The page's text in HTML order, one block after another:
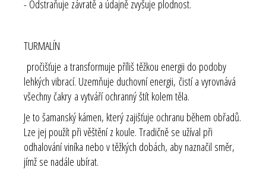
- Odstraňuje závratě a údajně zvyšuje plodnost.
TURMALÍN
pročišťuje a transformuje příliš těžkou energii do podoby
lehkých vibrací. Uzemňuje duchovní energii, čistí a vyrovnává
všechny čakry a vytváří ochranný štít kolem těla.
Je to šamanský kámen, který zajišťuje ochranu během obřadů.
Lze jej použít při věštění z koule. Tradičně se užíval při
odhalování viníka nebo v těžkých dobách, aby naznačil směr,
jímž se nadále ubírat.